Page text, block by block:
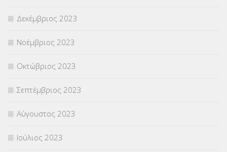
Δεκέμβριος 2023
Νοέμβριος 2023
Οκτώβριος 2023
Σεπτέμβριος 2023
Αύγουστος 2023
Ιούλιος 2023